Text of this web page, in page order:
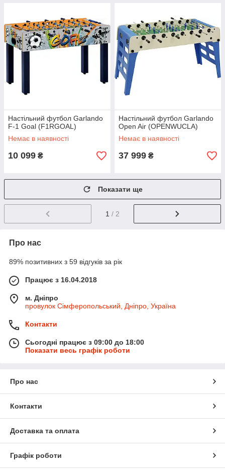
Настільний футбол Garlando
F-1 Goal (F1RGOAL)
Немає в наявності
10 099 ₴
Настільний футбол Garlando
Open Air (OPENWUCLA)
Немає в наявності
37 999 ₴
Показати ще
1 / 2
Про нас
89% позитивних з 59 відгуків за рік
Працює з 16.04.2018
м. Дніпро
провулок Сімферопольський, Дніпро, Україна
Контакти
Сьогодні працює з 09:00 до 18:00
Показати весь графік роботи
Про нас
Контакти
Доставка та оплата
Графік роботи